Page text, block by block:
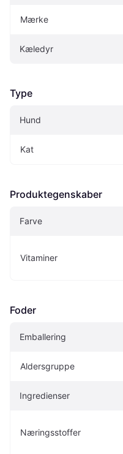
Mærke
Kæledyr
Type
Hund
Kat
Produktegenskaber
Farve
Vitaminer
Foder
Emballering
Aldersgruppe
Ingredienser
Næringsstoffer